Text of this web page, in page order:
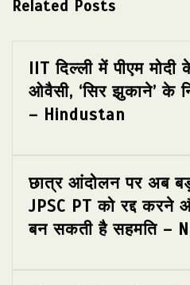
Related Posts
IIT दिल्ली में पीएम
ओवैसी, ‘सिर झुकाने’ के
– Hindustan
छात्र आंदोलन पर अब
JPSC PT को रद्द करने
बन सकती है सहमति –